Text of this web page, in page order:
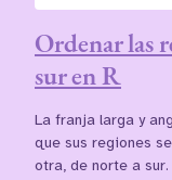
Ordenar las
sur en R
La franja larga y
que sus regiones
otra, de norte a